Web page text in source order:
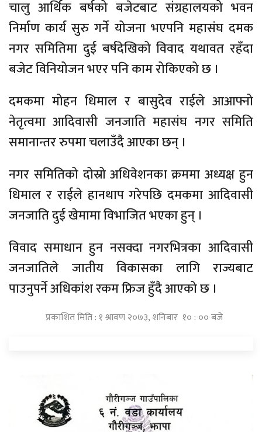
नगर समितिको दोस्रो अधिवेशनका क्रममा अध्यक्ष हुन
धिमाल र राईले हानथाप गरेपछि दमकमा आदिवासी
जनजाति दुई खेमामा विभाजित भएका हुन् ।
जनजातिले जातीय विकासका लागि राज्यबाट
पाउनुपर्ने अधिकांश रकम फ्रिज हुँदै आएको छ ।
प्रकाशित मिति : १ श्रावण २०७३, शनिबार १० : ०० बजे